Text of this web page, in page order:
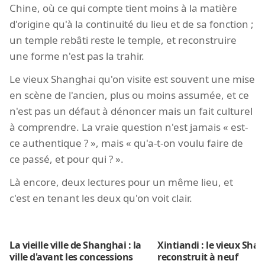
Chine, où ce qui compte tient moins à la matière
d'origine qu'à la continuité du lieu et de sa fonction ;
un temple rebâti reste le temple, et reconstruire
une forme n'est pas la trahir.
Le vieux Shanghai qu'on visite est souvent une mise
en scène de l'ancien, plus ou moins assumée, et ce
n'est pas un défaut à dénoncer mais un fait culturel
à comprendre. La vraie question n'est jamais « est-
ce authentique ? », mais « qu'a-t-on voulu faire de
ce passé, et pour qui ? ».
Là encore, deux lectures pour un même lieu, et
c'est en tenant les deux qu'on voit clair.
La vieille ville de Shanghai : la
ville d'avant les concessions
Xintiandi : le vieux
reconstruit à neuf